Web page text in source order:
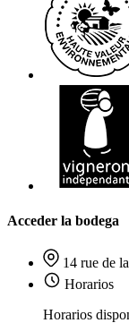
Acceder la bodega
14 rue de
Horarios
Horarios